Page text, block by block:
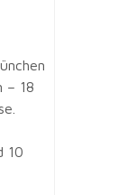
– 18
10